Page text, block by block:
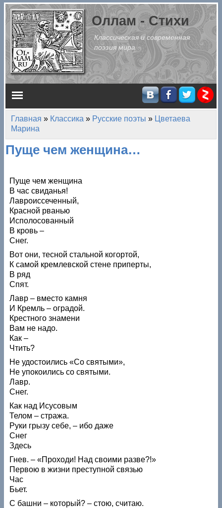
Перейти к основному содержанию
Оллам - Стихи
Классическая и современная
поэзия мира
Главное меню
Вы здесь
Главная » Классика » Русские поэты » Цветаева
Марина
Пуще чем женщина…
Пуще чем женщина
В час свиданья!
Лавроиссеченный,
Красной рванью
Исполосованный
В кровь –
Снег.
Вот они, тесной стальной когортой,
К самой кремлевской стене приперты,
В ряд
Спят.
Лавр – вместо камня
И Кремль – оградой.
Крестного знамени
Вам не надо.
Как –
Чтить?
Не удостоились «Со святыми»,
Не упокоились со святыми.
Лавр.
Снег.
Как над Исусовым
Телом – стража.
Руки грызу себе, – ибо даже
Снег
Здесь
Гнев. – «Проходи! Над своими разве?!»
Первою в жизни преступной связью
Час
Бьет.
С башни – который? – стою, считаю.